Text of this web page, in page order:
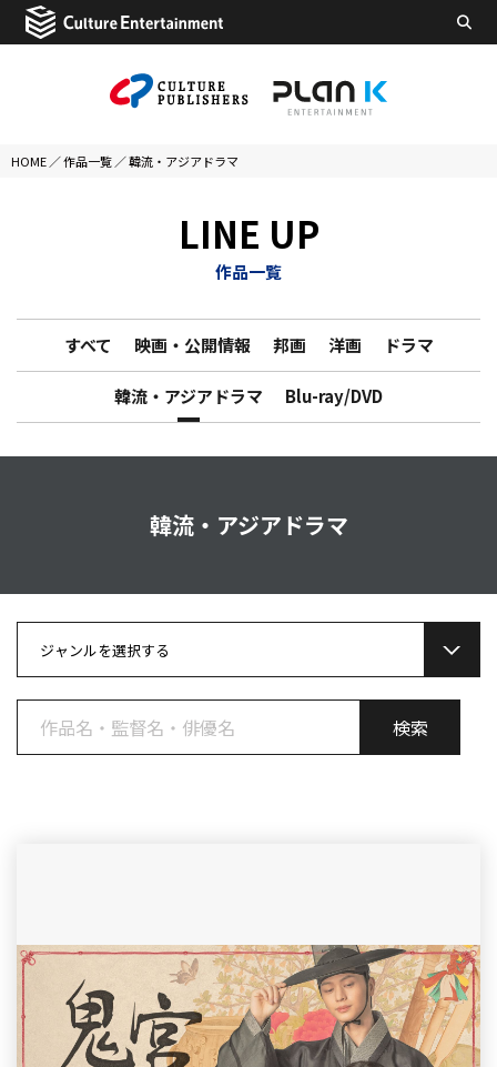
HOME ／作品一覧 ／韓流・アジアドラマ
LINE UP
作品一覧
すべて 映画・公開情報 邦画 洋画 ドラマ
韓流・アジアドラマ Blu-ray/DVD
韓流・アジアドラマ
ジャンルを選択する